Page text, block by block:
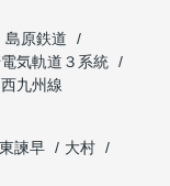
島原鉄道
気軌道３系統
九州線
東諫早
大村